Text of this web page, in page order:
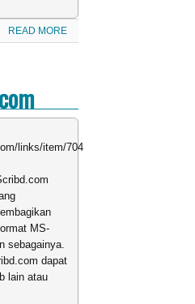
READ MORE
links/item/704/Saya-
MS-
sebagainya.
dapat
lain atau